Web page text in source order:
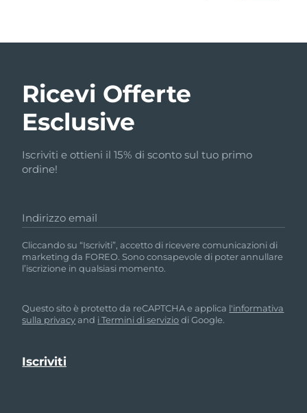
Ricevi Offerte
Esclusive
Iscriviti e ottieni il 15% di sconto sul tuo primo
ordine!
Indirizzo email
Cliccando su “Iscriviti”, accetto di ricevere comunicazioni di
marketing da FOREO. Sono consapevole di poter annullare
l’iscrizione in qualsiasi momento.
Questo sito è protetto da reCAPTCHA e applica l'informativa
sulla privacyand i Termini di serviziodi Google.